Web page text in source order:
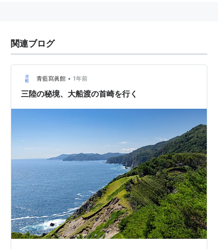
関連ブログ
青藍寫眞館 • 1年前
三陸の秘境、大船渡の首崎を行く